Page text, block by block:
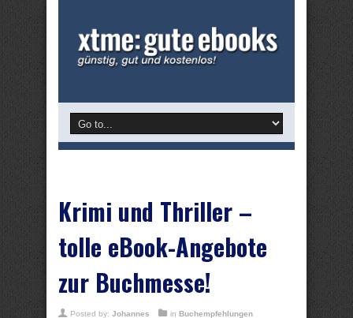
Krimi und Thriller –
tolle eBook-Angebote
zur Buchmesse!
Posted by: Johannes in Buchempfehlungen